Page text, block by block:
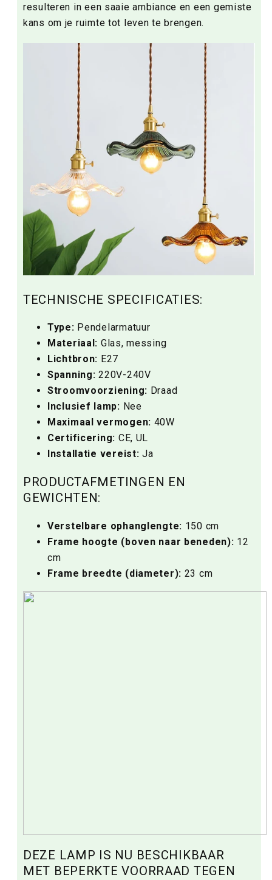
resulteren in een saaie ambiance en een gemiste
kans om je ruimte tot leven te brengen.
TECHNISCHE SPECIFICATIES:
Type: Pendelarmatuur
Materiaal: Glas, messing
Lichtbron: E27
Spanning: 220V-240V
Stroomvoorziening: Draad
Inclusief lamp: Nee
Maximaal vermogen: 40W
Certificering: CE, UL
Installatie vereist: Ja
PRODUCTAFMETINGEN EN
GEWICHTEN:
Verstelbare ophanglengte: 150 cm
Frame hoogte (boven naar beneden): 12
cm
Frame breedte (diameter): 23 cm
DEZE LAMP IS NU BESCHIKBAAR
MET BEPERKTE VOORRAAD TEGEN